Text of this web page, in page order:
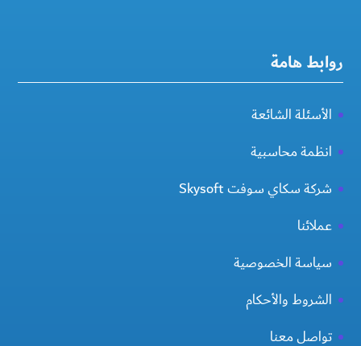
روابط هامة
الأسئلة الشائعة
انظمة محاسبية
شركة سكاي سوفت Skysoft
عملائنا
سياسة الخصوصية
الشروط والأحكام
تواصل معنا